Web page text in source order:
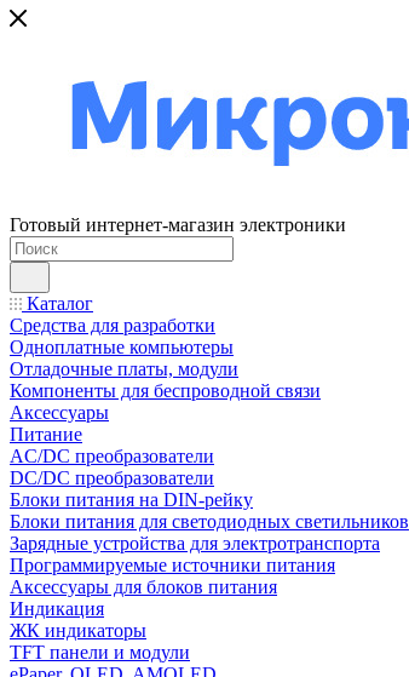
Готовый интернет-магазин электроники
Каталог
Средства для разработки
Одноплатные компьютеры
Отладочные платы, модули
Компоненты для беспроводной связи
Аксессуары
Питание
AC/DC преобразователи
DC/DC преобразователи
Блоки питания на DIN-рейку
Блоки питания для светодиодных светильников
Зарядные устройства для электротранспорта
Программируемые источники питания
Аксессуары для блоков питания
Индикация
ЖК индикаторы
TFT панели и модули